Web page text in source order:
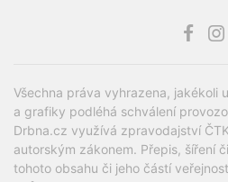
Všechna práva vyhrazena, jakékoli
a grafiky podléhá schválení
Drbna.cz využívá zpravodajství
autorským zákonem. Přepis, šíření
tohoto obsahu či jeho částí